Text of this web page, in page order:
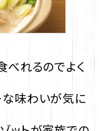
べれるのでよく
な味わいが気に